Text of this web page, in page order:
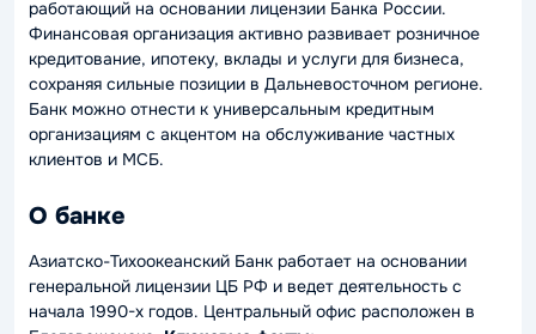
работающий на основании лицензии Банка России.
Финансовая организация активно развивает розничное
кредитование, ипотеку, вклады и услуги для бизнеса,
сохраняя сильные позиции в Дальневосточном регионе.
Банк можно отнести к универсальным кредитным
организациям с акцентом на обслуживание частных
клиентов и МСБ.
О банке
Азиатско-Тихоокеанский Банк работает на основании
генеральной лицензии ЦБ РФ и ведет деятельность с
начала 1990-х годов. Центральный офис расположен в